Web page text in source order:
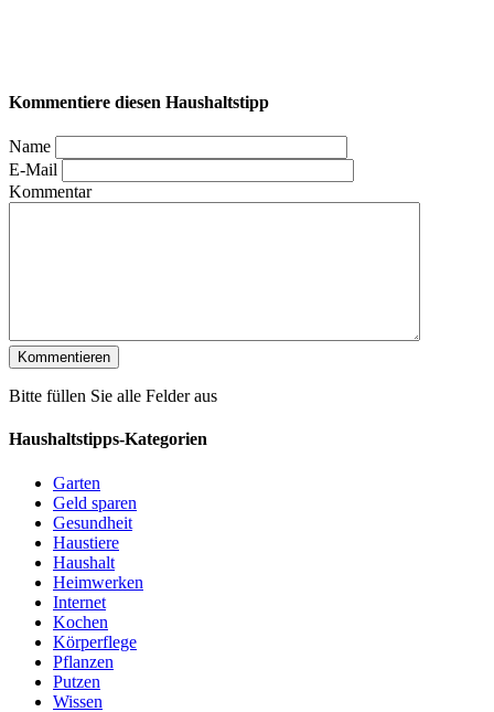
Kommentiere diesen Haushaltstipp
Name
E-Mail
Kommentar
Bitte füllen Sie alle Felder aus
Haushaltstipps-Kategorien
Garten
Geld sparen
Gesundheit
Haustiere
Haushalt
Heimwerken
Internet
Kochen
Körperflege
Pflanzen
Putzen
Wissen